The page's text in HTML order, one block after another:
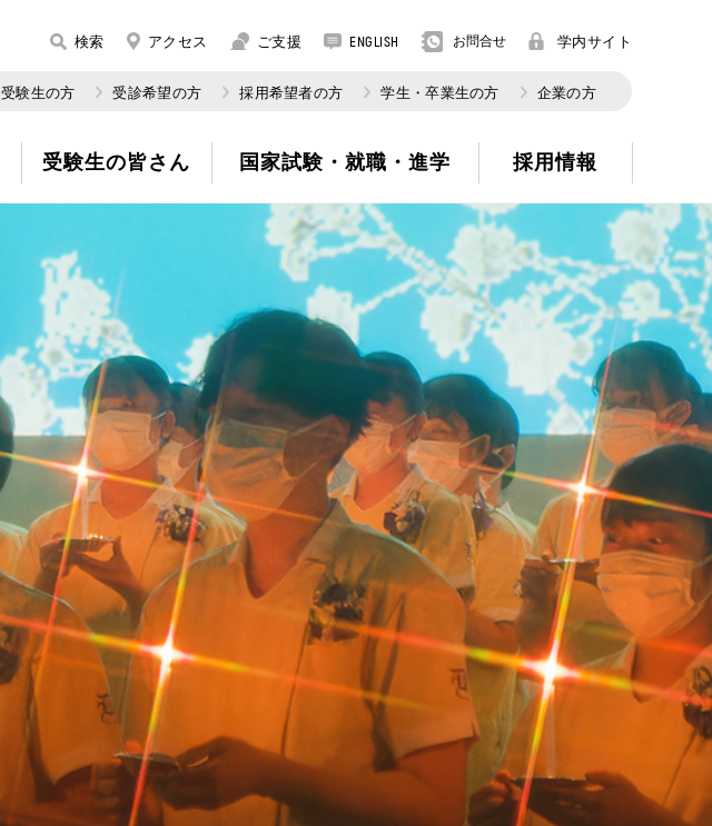
検索 アクセス ご支援 ENGLISH お問合せ 学内サイト
受験生の方 受診希望の方 採用希望者の方 学生・卒業生の方 企業の方
受験生の皆さん 国家試験・就職・進学 採用情報